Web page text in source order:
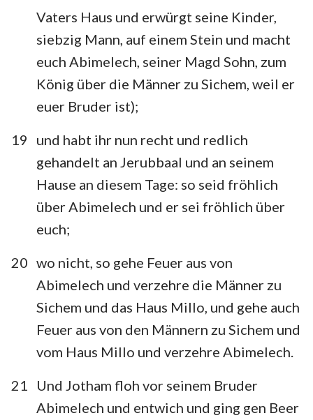
Vaters Haus und erwürgt seine Kinder,
siebzig Mann, auf einem Stein und macht
euch Abimelech, seiner Magd Sohn, zum
König über die Männer zu Sichem, weil er
euer Bruder ist);
19
und habt ihr nun recht und redlich
gehandelt an Jerubbaal und an seinem
Hause an diesem Tage: so seid fröhlich
über Abimelech und er sei fröhlich über
euch;
20 wo nicht, so gehe Feuer aus von
Abimelech und verzehre die Männer zu
Sichem und das Haus Millo, und gehe auch
Feuer aus von den Männern zu Sichem und
vom Haus Millo und verzehre Abimelech.
21
Und Jotham floh vor seinem Bruder
Abimelech und entwich und ging gen Beer